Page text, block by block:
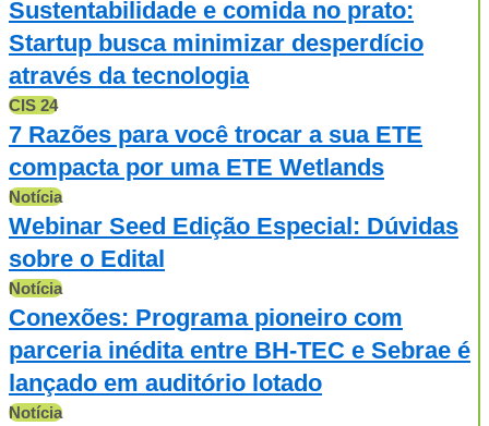
Sustentabilidade e comida no prato:
Startup busca minimizar desperdício
através da tecnologia
CIS 24
7 Razões para você trocar a sua ETE
compacta por uma ETE Wetlands
Notícia
Webinar Seed Edição Especial: Dúvidas
sobre o Edital
Notícia
Conexões: Programa pioneiro com
parceria inédita entre BH-TEC e Sebrae é
lançado em auditório lotado
Notícia